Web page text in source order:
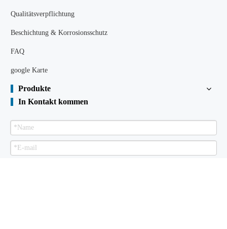
Qualitätsverpflichtung
Beschichtung & Korrosionsschutz
FAQ
google Karte
Produkte
In Kontakt kommen